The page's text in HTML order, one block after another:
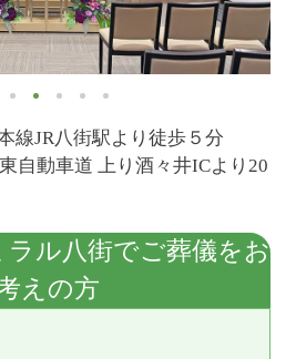
線JR八街駅より徒歩５分
自動車道 上り酒々井ICより20
ル八街でご葬儀をお
えの方